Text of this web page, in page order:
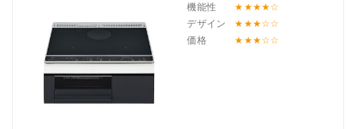
機能性
デザイン
価格